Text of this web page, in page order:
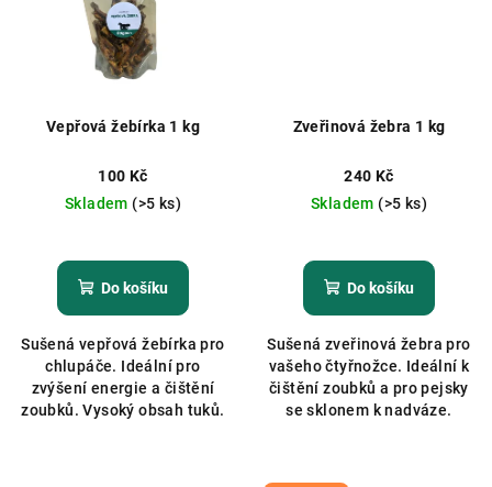
Vepřová žebírka 1 kg
100 Kč
Skladem (>5 ks)
hodnocení
produktu
z
5
hvězdiček.
Do košíku
Sušená vepřová žebírka pro
chlupáče. Ideální pro
zvýšení energie a čištění
zoubků. Vysoký obsah tuků.
Zveřinová žebra 1 kg
240 Kč
Skladem (>5 ks)
hodnocení
produktu
z
5
hvězdiček.
Do košíku
Sušená zveřinová žebra pro
vašeho čtyřnožce. Ideální k
čištění zoubků a pro pejsky
se sklonem k nadváze.